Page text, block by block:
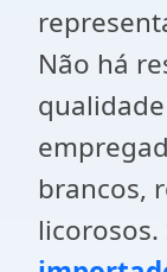
Não há
brancos,
licorosos.